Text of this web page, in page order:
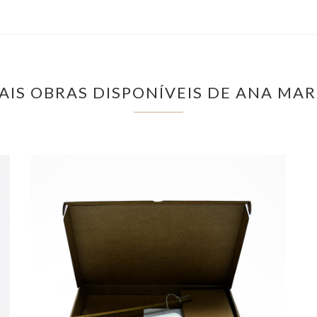
OBRAS DISPONÍVEIS DE ANA